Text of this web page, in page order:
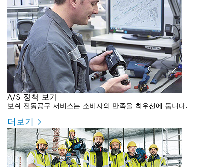
A/S 정책 보기
보쉬 전동공구 서비스는 소비자의 만족을 최우선에 둡니다.
더보기